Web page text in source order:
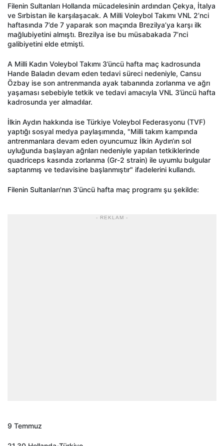
Filenin Sultanları Hollanda mücadelesinin ardından Çekya, İtalya
ve Sırbistan ile karşılaşacak. A Milli Voleybol Takımı VNL 2’nci
haftasında 7’de 7 yaparak son maçında Brezilya’ya karşı ilk
mağlubiyetini almıştı. Brezilya ise bu müsabakada 7’nci
galibiyetini elde etmişti.
A Milli Kadın Voleybol Takımı 3’üncü hafta maç kadrosunda
Hande Baladın devam eden tedavi süreci nedeniyle, Cansu
Özbay ise son antrenmanda ayak tabanında zorlanma ve ağrı
yaşaması sebebiyle tetkik ve tedavi amacıyla VNL 3’üncü hafta
kadrosunda yer almadılar.
İlkin Aydın hakkında ise Türkiye Voleybol Federasyonu (TVF)
yaptığı sosyal medya paylaşımında, "Milli takım kampında
antrenmanlara devam eden oyuncumuz İlkin Aydın‘ın sol
uyluğunda başlayan ağrıları nedeniyle yapılan tetkiklerinde
quadriceps kasında zorlanma (Gr-2 strain) ile uyumlu bulgular
saptanmış ve tedavisine başlanmıştır" ifadelerini kullandı.
Filenin Sultanları'nın 3'üncü hafta maç programı şu şekilde:
- REKLAM -
9 Temmuz